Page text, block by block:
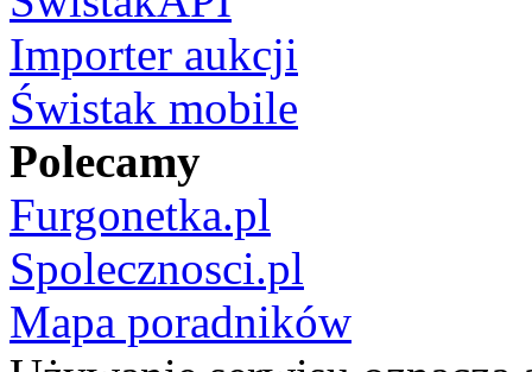
Importer aukcji
Świstak mobile
Polecamy
Furgonetka.pl
Spolecznosci.pl
Mapa poradników